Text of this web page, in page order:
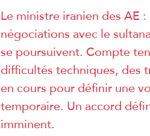
Le ministre iranien des AE :
négociations avec le
se poursuivent. Compte
difficultés techniques, des
en cours pour définir une
temporaire. Un accord
imminent.